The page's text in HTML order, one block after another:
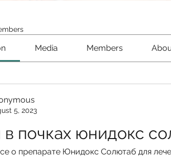
Media Members
5, 2023
в почках юнидокс
о препарате Юнидокс Солютаб для